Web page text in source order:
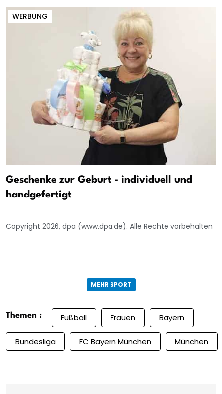
WERBUNG
Geschenke zur Geburt - individuell und
handgefertigt
Copyright 2026, dpa (www.dpa.de). Alle Rechte vorbehalten
MEHR SPORT
Themen : Fußball Frauen Bayern
Bundesliga FC Bayern München München